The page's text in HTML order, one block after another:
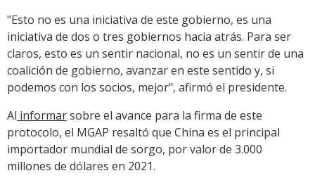
"Esto no es una iniciativa de este gobierno, es una
iniciativa de dos o tres gobiernos hacia atrás. Para ser
claros, esto es un sentir nacional, no es un sentir de una
coalición de gobierno, avanzar en este sentido y, si
podemos con los socios, mejor", afirmó el presidente.
Al informarsobre el avance para la firma de este
protocolo, el MGAP resaltó que China es el principal
importador mundial de sorgo, por valor de 3.000
millones de dólares en 2021.